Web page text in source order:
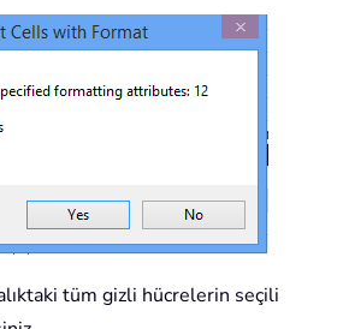
tüm gizli hücrelerin seçili